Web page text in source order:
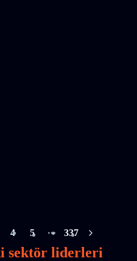
4 5
More pages
337
sektör liderleri